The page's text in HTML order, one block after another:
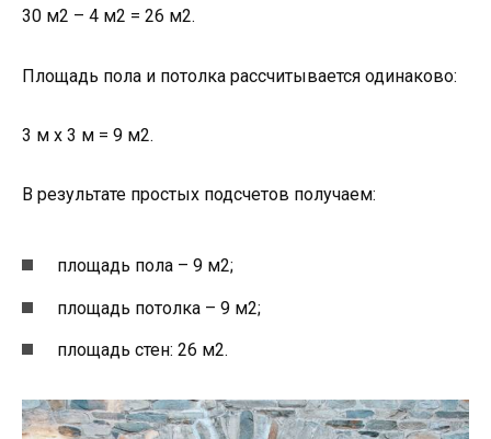
30 м2 – 4 м2 = 26 м2.
Площадь пола и потолка рассчитывается одинаково:
3 м х 3 м = 9 м2.
В результате простых подсчетов получаем:
площадь пола – 9 м2;
площадь потолка – 9 м2;
площадь стен: 26 м2.